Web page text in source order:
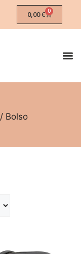
0,00€ 0
/ Bolso